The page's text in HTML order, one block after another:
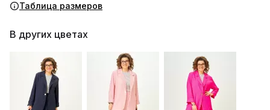
Таблица размеров
В других цветах